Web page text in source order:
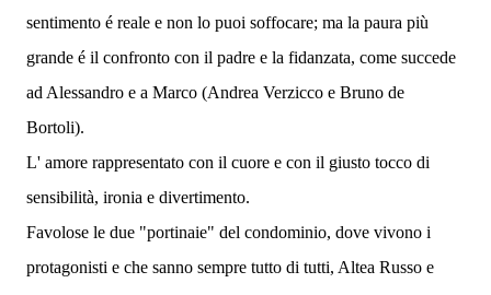
sentimento é reale e non lo puoi soffocare; ma la paura più
grande é il confronto con il padre e la fidanzata, come succede
ad Alessandro e a Marco (Andrea Verzicco e Bruno de
Bortoli).
L' amore rappresentato con il cuore e con il giusto tocco di
sensibilità, ironia e divertimento.
Favolose le due "portinaie" del condominio, dove vivono i
protagonisti e che sanno sempre tutto di tutti, Altea Russo e